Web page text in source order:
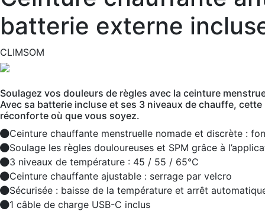
batterie externe
CLIMSOM
Soulagez vos douleurs de règles avec la ceinture
Avec sa batterie incluse et ses 3 niveaux de chauffe,
réconforte où que vous soyez.
Ceinture chauffante menstruelle nomade et discrète :
Soulage les règles douloureuses et SPM grâce à
3 niveaux de température : 45 / 55 / 65°C
Ceinture chauffante ajustable : serrage par velcro
Sécurisée : baisse de la température et arrêt
1 câble de charge USB-C inclus